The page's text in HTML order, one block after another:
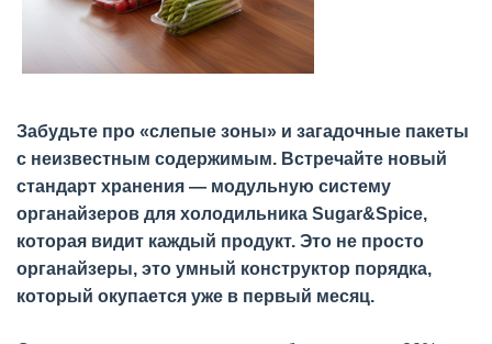
Забудьте про «слепые зоны» и загадочные пакеты
с неизвестным содержимым. Встречайте новый
стандарт хранения — модульную систему
органайзеров для холодильника Sugar&Spice,
которая видит каждый продукт. Это не просто
органайзеры, это умный конструктор порядка,
который окупается уже в первый месяц.